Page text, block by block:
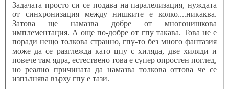
Задачата просто си се подава на паралелизация, нуждата
от синхронизация между нишките е колко....никаква.
Затова ще намазва добре от многонишкова
имплементация. А още по-добре от гпу такава. Това не е
поради нещо толкова странно, гпу-то без много фантазия
може да се разглежда като цпу с хиляда, две хиляди и
повече там ядра, естествено това е супер опростен поглед,
но реално причината да намазва толкова оттова че се
изпълнява върху гпу е тази.